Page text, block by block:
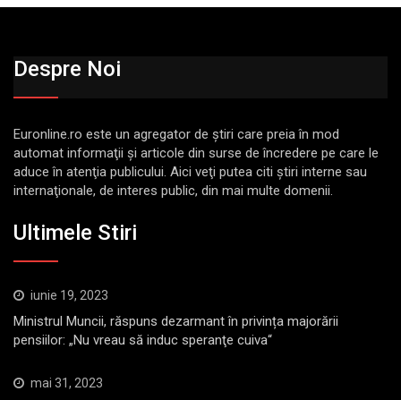
Despre Noi
Euronline.ro este un agregator de ştiri care preia în mod
automat informaţii şi articole din surse de încredere pe care le
aduce în atenţia publicului. Aici veţi putea citi ştiri interne sau
internaţionale, de interes public, din mai multe domenii.
Ultimele Stiri
iunie 19, 2023
Ministrul Muncii, răspuns dezarmant în privința majorării
pensiilor: „Nu vreau să induc speranţe cuiva“
mai 31, 2023